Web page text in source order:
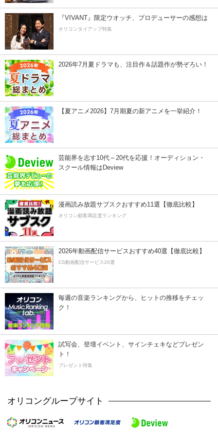
『VIVANT』限定ウオッチ、プロデューサーの感想は
オリコンタイアップ特集
2026年7月夏ドラマも、注目作＆話題作が勢ぞろい！
【夏アニメ2026】7月期夏の新アニメを一挙紹介！
芸能界を志す10代～20代を応援！オーディション・
スクール情報はDeview
漫画読み放題サブスクおすすめ11選【徹底比較】
オリコン顧客満足度ランキング
2026年動画配信サービスおすすめ40選【徹底比較】
CS動画配信サービス20選
毎週の音楽ランキングから、ヒットの推移をチェッ
ク！
試写会、登壇イベント、サインチェキなどプレゼン
ト！
プレゼント特集
オリコングループサイト